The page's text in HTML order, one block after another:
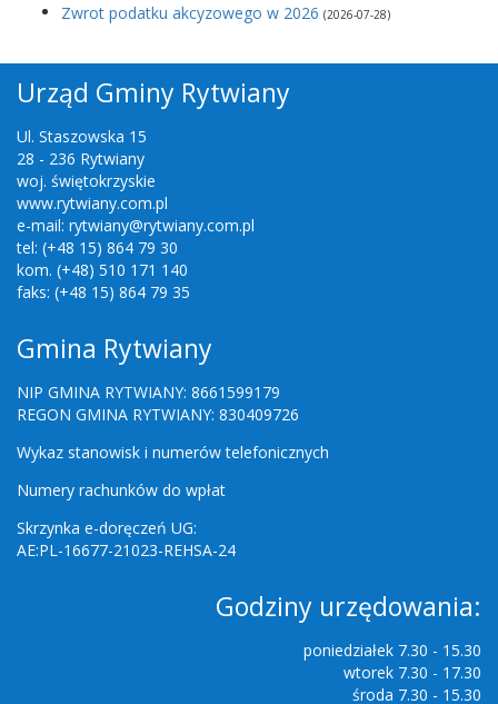
Zwrot podatku akcyzowego w 2026 (2026-07-28)
Urząd Gminy Rytwiany
Ul. Staszowska 15
28 - 236 Rytwiany
woj. świętokrzyskie
www.rytwiany.com.pl
e-mail: rytwiany@rytwiany.com.pl
tel: (+48 15) 864 79 30
kom. (+48) 510 171 140
faks: (+48 15) 864 79 35
Gmina Rytwiany
NIP GMINA RYTWIANY: 8661599179
REGON GMINA RYTWIANY: 830409726
Wykaz stanowisk i numerów telefonicznych
Numery rachunków do wpłat
Skrzynka e-doręczeń UG:
AE:PL-16677-21023-REHSA-24
Godziny urzędowania:
poniedziałek 7.30 - 15.30
wtorek 7.30 - 17.30
środa 7.30 - 15.30